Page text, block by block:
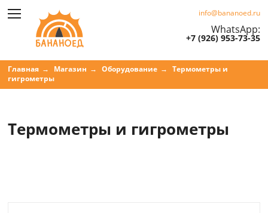
info@bananoed.ru
WhatsApp:
+7 (926) 953-73-35
Главная Магазин Оборудование
Термометры и
гигрометры
Термометры и гигрометры